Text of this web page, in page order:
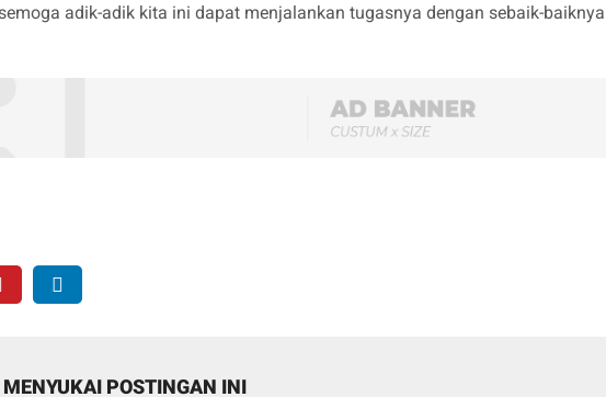
adik-adik kita ini dapat menjalankan tugasnya dengan sebaik-baiknya
POSTINGAN INI